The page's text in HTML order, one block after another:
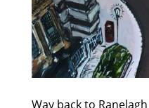
Way back to